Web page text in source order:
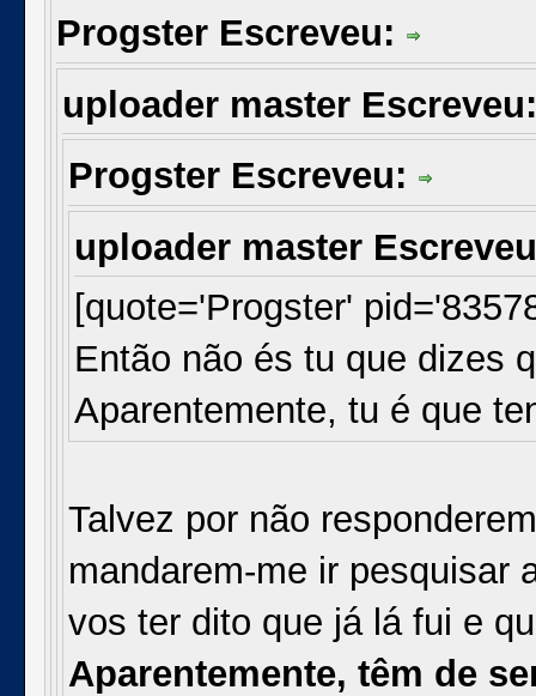
Progster Escreveu:
uploader master
Progster Escreveu:
uploader master
[quote='Progster'
Então não és tu que dizes
Aparentemente, tu é que
Talvez por não
mandarem-me ir pesquisar
vos ter dito que já lá fui e
Aparentemente, têm de